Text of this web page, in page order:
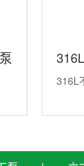
下泵
316L